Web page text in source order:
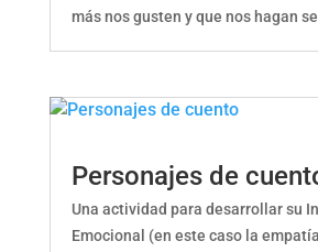
más nos gusten y que nos hagan
Personajes de
Una actividad para desarrollar su
Emocional (en este caso la